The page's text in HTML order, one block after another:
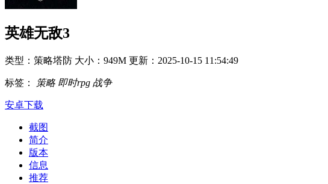
英雄无敌3
类型：策略塔防 大小：949M 更新：2025-10-15 11:54:49
标签： 策略 即时rpg 战争
安卓下载
截图
简介
版本
信息
推荐